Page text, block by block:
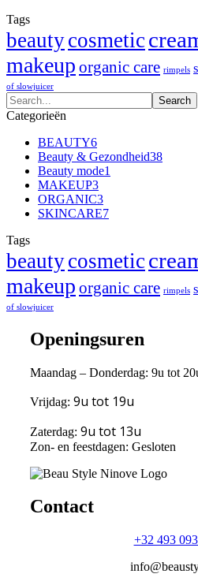
Tags
beautycosmetic
makeup organic care rimpels
of slowjuicer
Categorieën
BEAUTY6
Beauty & Gezondheid38
Beauty mode1
MAKEUP3
ORGANIC3
SKINCARE7
Tags
beautycosmetic
makeup organic care rimpels
of slowjuicer
Openingsuren
Maandag – Donderdag: 9u tot
Vrijdag: 9u tot 19u
Zaterdag: 9u tot 13u
Zon- en feestdagen: Gesloten
Contact
+32 493